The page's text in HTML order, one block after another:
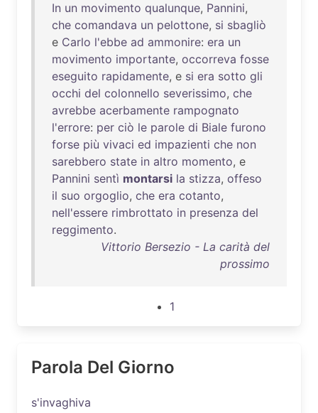
In un movimento qualunque, Pannini,
che comandava un pelottone, si sbagliò
e Carlo l'ebbe ad ammonire: era un
movimento importante, occorreva fosse
eseguito rapidamente, e si era sotto gli
occhi del colonnello severissimo, che
avrebbe acerbamente rampognato
l'errore: per ciò le parole di Biale furono
forse più vivaci ed impazienti che non
sarebbero state in altro momento, e
Pannini sentì montarsi la stizza, offeso
il suo orgoglio, che era cotanto,
nell'essere rimbrottato in presenza del
reggimento.
Vittorio Bersezio - La carità del
prossimo
1
Parola Del Giorno
s'invaghiva